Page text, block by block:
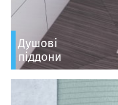
Душові
піддони